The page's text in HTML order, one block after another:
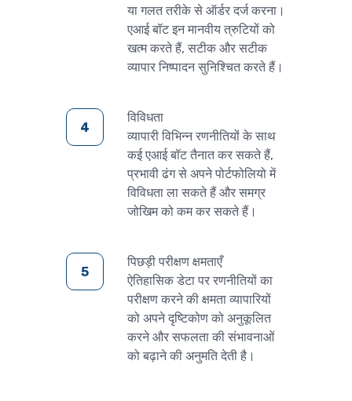
या गलत तरीके से ऑर्डर दर्ज करना।
एआई बॉट इन मानवीय त्रुटियों को
खत्म करते हैं, सटीक और सटीक
व्यापार निष्पादन सुनिश्चित करते हैं।
विविधता
व्यापारी विभिन्न रणनीतियों के साथ
कई एआई बॉट तैनात कर सकते हैं,
प्रभावी ढंग से अपने पोर्टफोलियो में
विविधता ला सकते हैं और समग्र
जोखिम को कम कर सकते हैं।
पिछड़ी परीक्षण क्षमताएँ
ऐतिहासिक डेटा पर रणनीतियों का
परीक्षण करने की क्षमता व्यापारियों
को अपने दृष्टिकोण को अनुकूलित
करने और सफलता की संभावनाओं
को बढ़ाने की अनुमति देती है।